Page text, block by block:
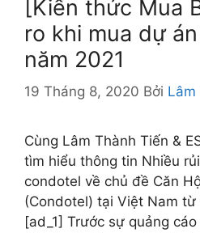
[Kiến thức Mua
ro khi mua dự
năm 2021
19 Tháng 8, 2020 Bởi Lâm
Cùng Lâm Thành Tiến &
tìm hiểu thông tin Nhiều
condotel về chủ đề Căn
(Condotel) tại Việt Nam từ
[ad_1] Trước sự quảng